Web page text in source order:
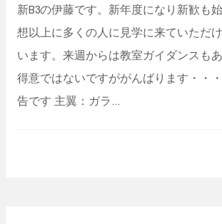
新B3の伊藤です。新年度になり新歓も
想以上に多くの人に見学に来ていただ
います。来週からは教室ガイダンスも
得意ではないですががんばります・
告です 主翼：ガラ…